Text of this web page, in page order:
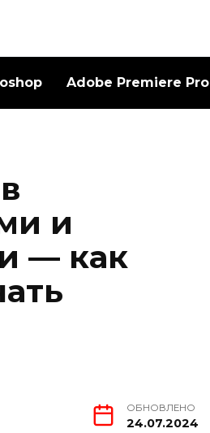
Adobe Premiere Pro
и
— как
ОБНОВЛЕНО
24.07.2024